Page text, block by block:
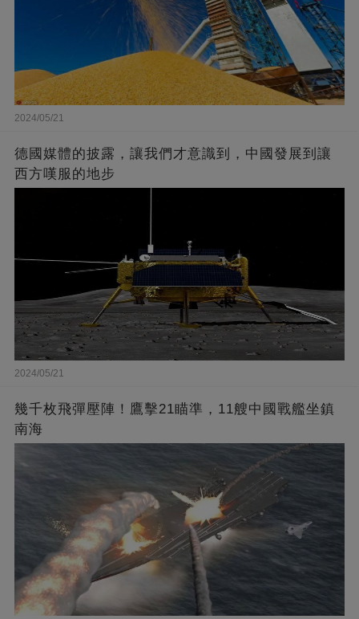
2024/05/21
德國媒體的披露，讓我們才意識到，中國發展到讓
西方嘆服的地步
2024/05/21
幾千枚飛彈壓陣！鷹擊21瞄準，11艘中國戰艦坐鎮
南海